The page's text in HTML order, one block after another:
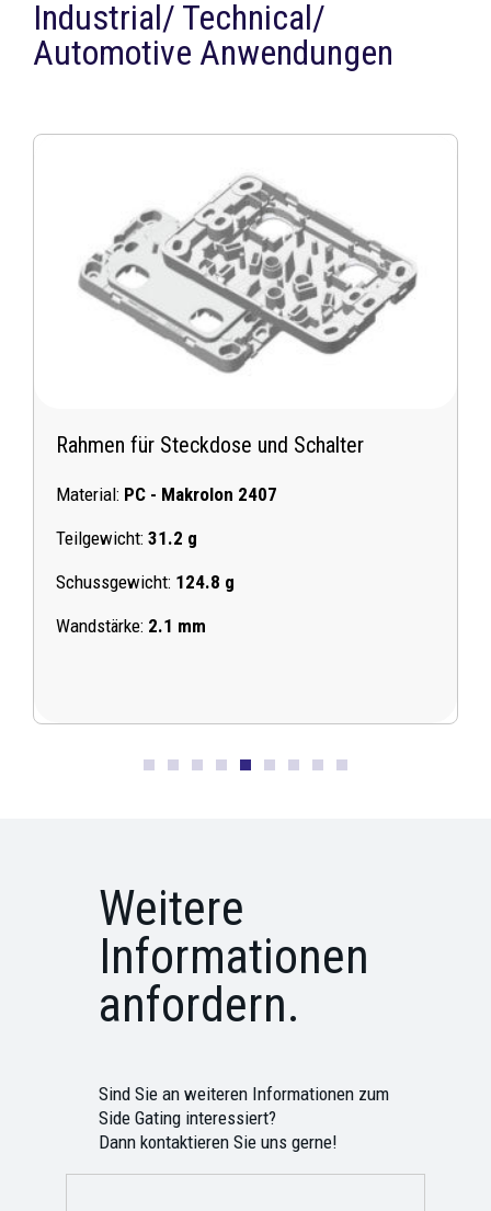
Industrial/ Technical/
Automotive Anwendungen
Rahmen für Steckdose und Schalter
Material: PC - Makrolon 2407
Teilgewicht: 31.2 g
Schussgewicht: 124.8 g
Wandstärke: 2.1 mm
Weitere
Informationen
anfordern.
Sind Sie an weiteren Informationen zum
Side Gating interessiert?
Dann kontaktieren Sie uns gerne!